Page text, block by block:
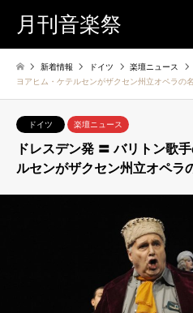
月刊音楽祭
新着情報 ドイツ 楽壇ニュース
ヨアヒム・ケテルセンがザクセン州立オペラの
ドイツ 楽壇ニュース
ドレスデン発 〓 バリトン歌
ルセンがザクセン州立オペラ